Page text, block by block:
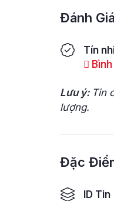
Đánh Giá
Tín
Lưu ý: Tin
lượng.
Đặc
ID Tin